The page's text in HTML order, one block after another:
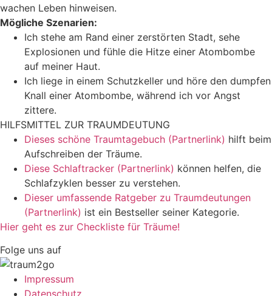
wachen Leben hinweisen.
Mögliche Szenarien:
Ich stehe am Rand einer zerstörten Stadt, sehe
Explosionen und fühle die Hitze einer Atombombe
auf meiner Haut.
Ich liege in einem Schutzkeller und höre den dumpfen
Knall einer Atombombe, während ich vor Angst
zittere.
HILFSMITTEL ZUR TRAUMDEUTUNG
Dieses schöne Traumtagebuch (Partnerlink) hilft beim
Aufschreiben der Träume.
Diese Schlaftracker (Partnerlink) können helfen, die
Schlafzyklen besser zu verstehen.
Dieser umfassende Ratgeber zu Traumdeutungen
(Partnerlink) ist ein Bestseller seiner Kategorie.
Hier geht es zur Checkliste für Träume!
Folge uns auf
Impressum